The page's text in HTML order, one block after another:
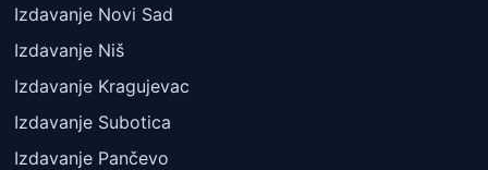
Izdavanje Novi Sad
Izdavanje Niš
Izdavanje Kragujevac
Izdavanje Subotica
Izdavanje Pančevo